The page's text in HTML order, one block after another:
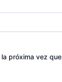
próxima vez que